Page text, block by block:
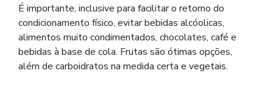
É importante, inclusive para facilitar o retorno do
condicionamento físico, evitar bebidas alcóolicas,
alimentos muito condimentados, chocolates, café e
bebidas à base de cola. Frutas são ótimas opções,
além de carboidratos na medida certa e vegetais.